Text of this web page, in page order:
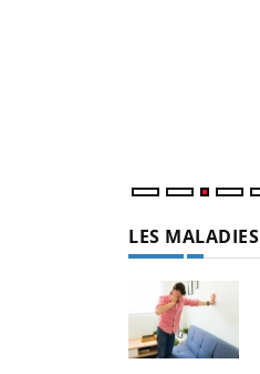
LES MALADIES